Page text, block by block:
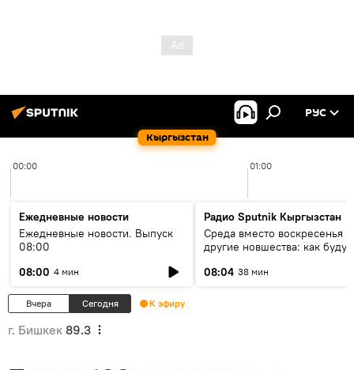
Кыргызстан
РУС
00:00 01:00
Ежедневные новости
Ежедневные новости. Выпуск
08:00
08:00 4 мин
Радио Sputnik Кыргызстан
Среда вместо воскресенья и
другие новшества: как будут
08:04 38 мин
Вчера Сегодня К эфиру
г. Бишкек 89.3